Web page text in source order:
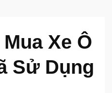
Xe Ô
Sử Dụng